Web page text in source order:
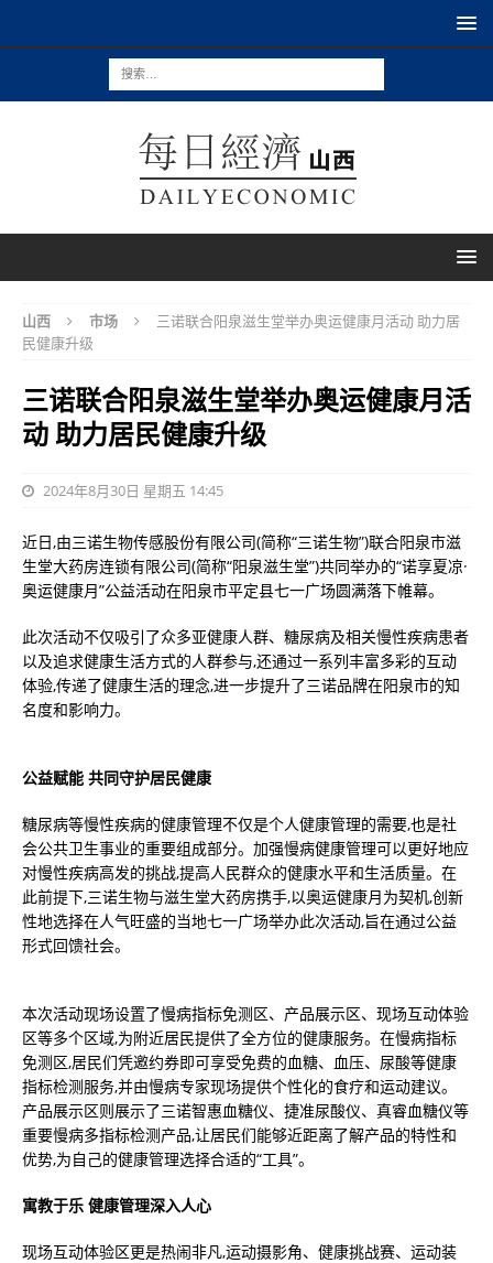
山西 市场
三诺联合阳泉滋生堂举办奥运健康月活动 助力居
民健康升级
三诺联合阳泉滋生堂举办奥运健康月活
动 助力居民健康升级
2024年8月30日 星期五 14:45
近日,由三诺生物传感股份有限公司(简称“三诺生物”)联合阳泉市滋
生堂大药房连锁有限公司(简称“阳泉滋生堂”)共同举办的“诺享夏凉·
奥运健康月”公益活动在阳泉市平定县七一广场圆满落下帷幕。
此次活动不仅吸引了众多亚健康人群、糖尿病及相关慢性疾病患者
以及追求健康生活方式的人群参与,还通过一系列丰富多彩的互动
体验,传递了健康生活的理念,进一步提升了三诺品牌在阳泉市的知
名度和影响力。
公益赋能 共同守护居民健康
糖尿病等慢性疾病的健康管理不仅是个人健康管理的需要,也是社
会公共卫生事业的重要组成部分。加强慢病健康管理可以更好地应
对慢性疾病高发的挑战,提高人民群众的健康水平和生活质量。在
此前提下,三诺生物与滋生堂大药房携手,以奥运健康月为契机,创新
性地选择在人气旺盛的当地七一广场举办此次活动,旨在通过公益
形式回馈社会。
本次活动现场设置了慢病指标免测区、产品展示区、现场互动体验
区等多个区域,为附近居民提供了全方位的健康服务。在慢病指标
免测区,居民们凭邀约券即可享受免费的血糖、血压、尿酸等健康
指标检测服务,并由慢病专家现场提供个性化的食疗和运动建议。
产品展示区则展示了三诺智惠血糖仪、捷准尿酸仪、真睿血糖仪等
重要慢病多指标检测产品,让居民们能够近距离了解产品的特性和
优势,为自己的健康管理选择合适的“工具”。
寓教于乐 健康管理深入人心
现场互动体验区更是热闹非凡,运动摄影角、健康挑战赛、运动装